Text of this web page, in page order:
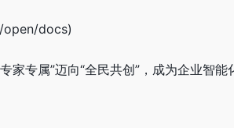
open/docs)
专属”迈向“全民共创”，成为企业智能